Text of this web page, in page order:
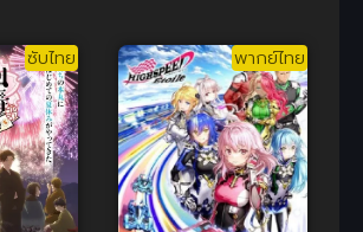
จอมมาร
ซับไทย พากย์ไทย